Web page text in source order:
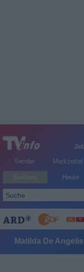
Sender
Merkzettel
Heute
Matilda De